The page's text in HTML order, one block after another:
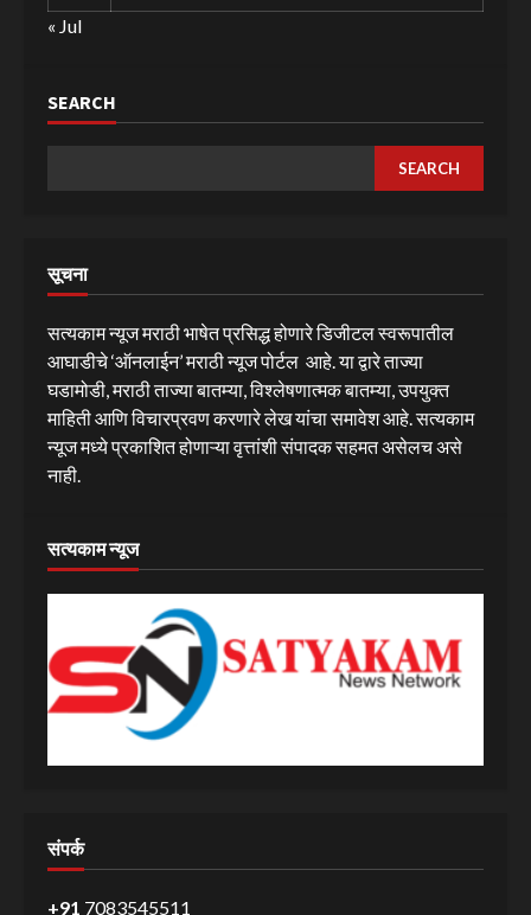
« Jul
SEARCH
SEARCH
सूचना
सत्यकाम न्यूज मराठी भाषेत प्रसिद्ध होणारे डिजीटल स्वरूपातील
आघाडीचे ‘ऑनलाईन’ मराठी न्यूज पोर्टल आहे. या द्वारे ताज्या
घडामोडी, मराठी ताज्या बातम्या, विश्लेषणात्मक बातम्या, उपयुक्त
माहिती आणि विचारप्रवण करणारे लेख यांचा समावेश आहे. सत्यकाम
न्यूज मध्ये प्रकाशित होणाऱ्या वृत्तांशी संपादक सहमत असेलच असे
नाही.
सत्यकाम न्यूज
संपर्क
+91 7083545511